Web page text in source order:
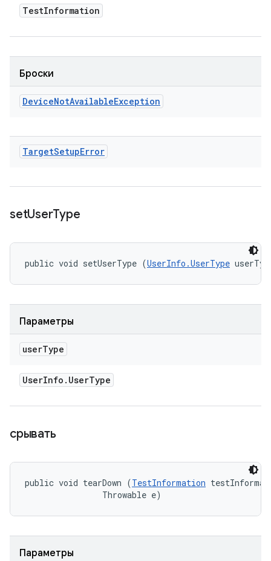
TestInformation
Броски
DeviceNotAvailableException
TargetSetupError
setUserType
public void setUserType (UserInfo.UserType
Параметры
userType
UserInfo . UserType
срывать
public void tearDown (TestInformation
                Throwable e)
Параметры